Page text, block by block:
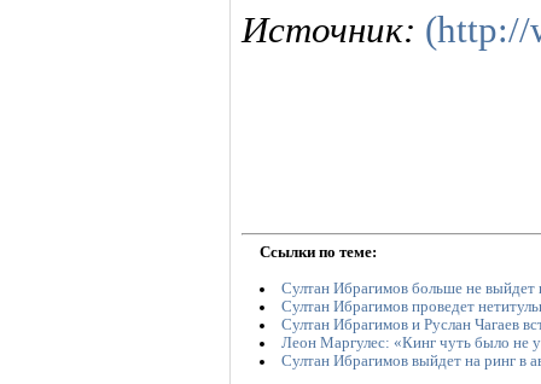
Источник: (http://
Ссылки по теме:
Султан Ибрагимов больше не выйдет
Султан Ибрагимов проведет
Султан Ибрагимов и Руслан Чагаев
Леон Маргулес: «Кинг чуть было не
Султан Ибрагимов выйдет на ринг в